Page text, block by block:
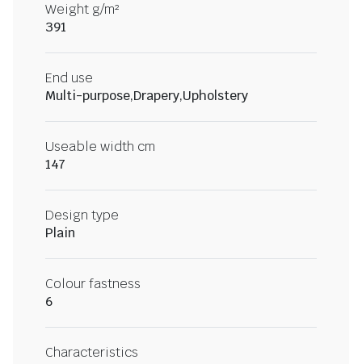
Weight g/m²
391
End use
Multi-purpose,Drapery,Upholstery
Useable width cm
147
Design type
Plain
Colour fastness
6
Characteristics